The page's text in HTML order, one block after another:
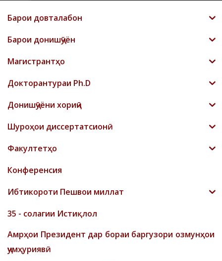
Барои довталабон
Барои донишҷӯён
Магистрантҳо
Докторантураи Ph.D
Донишҷӯёни хориҷӣ
Шyроҳои диссертатсионӣ
Факултетҳо
Конференсия
Ибтикороти Пешвои миллат
35 - солагии Истиқлол
Амрҳои Президент дар бораи баргузори озмунҳои
ҷумҳуриявӣ